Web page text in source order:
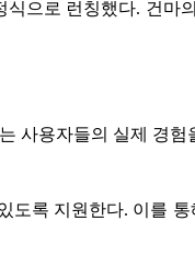
으로 런칭했다. 건
용자들의 실제 경
록 지원한다. 이를